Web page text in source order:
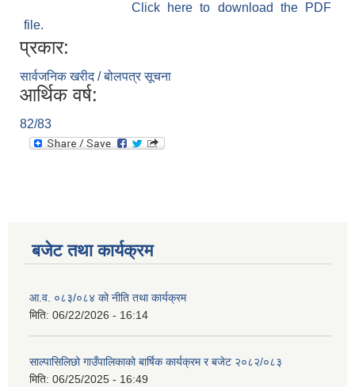
Click here to download the PDF
file.
प्रकार:
सार्वजनिक खरीद / बोलपत्र सूचना
आर्थिक वर्ष:
82/83
बजेट तथा कार्यक्रम
आ.व. ०८३/०८४ को नीति तथा कार्यक्रम
मिति: 06/22/2026 - 16:14
साल्पासिलिछो गाउँपालिकाको बार्षिक कार्यक्रम र बजेट २०८२/०८३
मिति: 06/25/2025 - 16:49